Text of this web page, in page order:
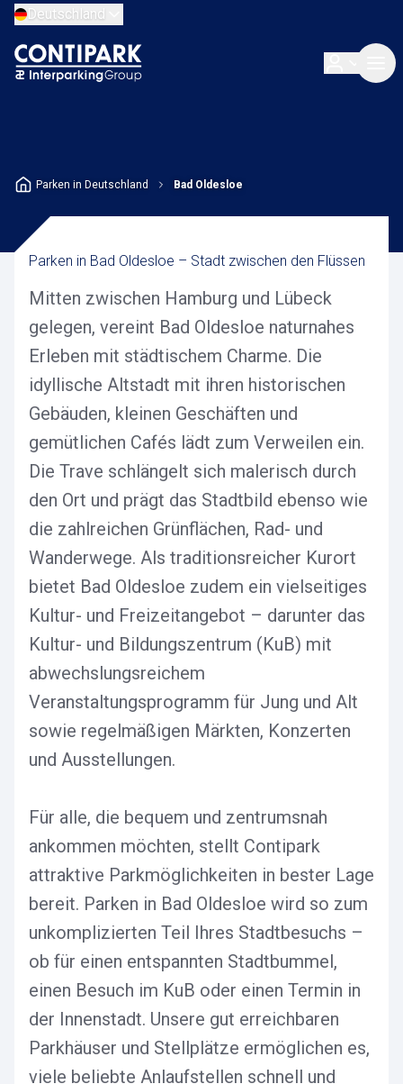
Deutschland
Parken in Deutschland Bad Oldesloe
Parken in Bad Oldesloe – Stadt zwischen den Flüssen
Mitten zwischen Hamburg und Lübeck
gelegen, vereint Bad Oldesloe naturnahes
Erleben mit städtischem Charme. Die
idyllische Altstadt mit ihren historischen
Gebäuden, kleinen Geschäften und
gemütlichen Cafés lädt zum Verweilen ein.
Die Trave schlängelt sich malerisch durch
den Ort und prägt das Stadtbild ebenso wie
die zahlreichen Grünflächen, Rad- und
Wanderwege. Als traditionsreicher Kurort
bietet Bad Oldesloe zudem ein vielseitiges
Kultur- und Freizeitangebot – darunter das
Kultur- und Bildungszentrum (KuB) mit
abwechslungsreichem
Veranstaltungsprogramm für Jung und Alt
sowie regelmäßigen Märkten, Konzerten
und Ausstellungen.
Für alle, die bequem und zentrumsnah
ankommen möchten, stellt Contipark
attraktive Parkmöglichkeiten in bester Lage
bereit. Parken in Bad Oldesloe wird so zum
unkomplizierten Teil Ihres Stadtbesuchs –
ob für einen entspannten Stadtbummel,
einen Besuch im KuB oder einen Termin in
der Innenstadt. Unsere gut erreichbaren
Parkhäuser und Stellplätze ermöglichen es,
viele beliebte Anlaufstellen schnell und